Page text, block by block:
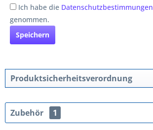
Ich habe die Datenschutzbestimmungen
genommen.
Speichern
Produktsicherheitsverordnung
Zubehör 1